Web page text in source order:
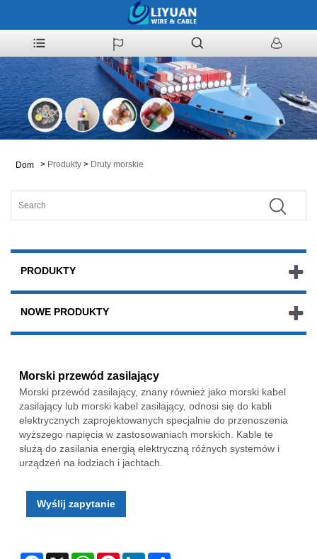
Dom > Produkty > Druty morskie
PRODUKTY
NOWE PRODUKTY
Morski przewód zasilający
Morski przewód zasilający, znany również jako morski kabel
zasilający lub morski kabel zasilający, odnosi się do kabli
elektrycznych zaprojektowanych specjalnie do przenoszenia
wyższego napięcia w zastosowaniach morskich. Kable te
służą do zasilania energią elektryczną różnych systemów i
urządzeń na łodziach i jachtach.
Wyślij zapytanie